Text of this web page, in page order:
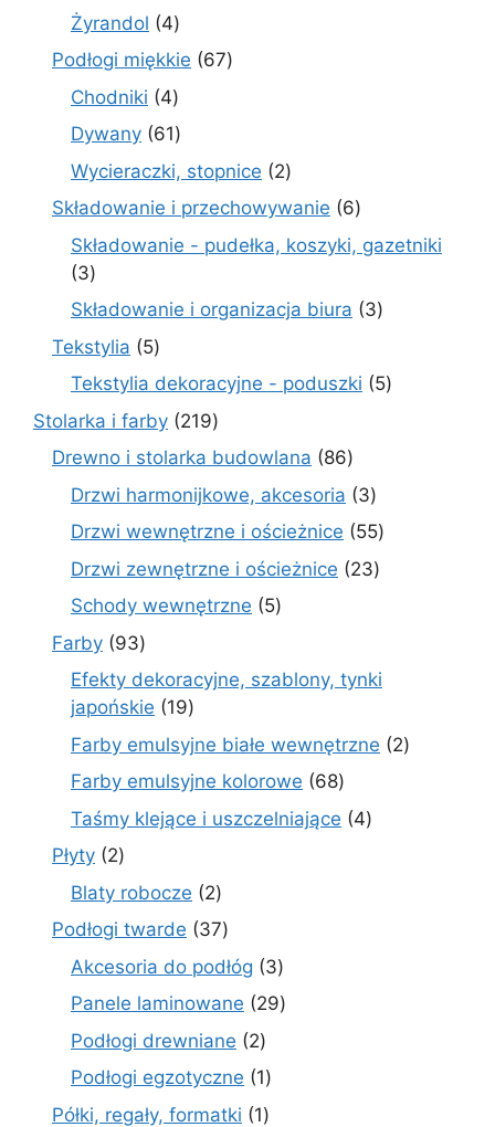
produktów
Żyrandol 44
produkty
Podłogi miękkie 6767
Chodniki 44
produkty
Dywany 6161
produktów
Wycieraczki, stopnice 22
produkty
Składowanie i przechowywanie 66
produktów
Składowanie - pudełka, koszyki, gazetniki
33
produkty
Składowanie i organizacja biura 33
Tekstylia 55
produktów
Tekstylia dekoracyjne - poduszki 55
Stolarka i farby 219219
produktów
Drewno i stolarka budowlana 8686
produktów
Drzwi harmonijkowe, akcesoria 33
produkty
Drzwi wewnętrzne i ościeżnice 5555
produktów
Drzwi zewnętrzne i ościeżnice 2323
Schody wewnętrzne 55
Farby 9393
produkty
Efekty dekoracyjne, szablony, tynki
japońskie
1919
produktów
Farby emulsyjne białe wewnętrzne 22
Farby emulsyjne kolorowe 6868
produktów
Taśmy klejące i uszczelniające 44
Płyty 22
produkty
Blaty robocze 22
produkty
Podłogi twarde 3737
produktów
Akcesoria do podłóg 33
produkty
Panele laminowane 2929
Podłogi drewniane 22
produkty
Podłogi egzotyczne 11
produkt
Półki, regały, formatki 11